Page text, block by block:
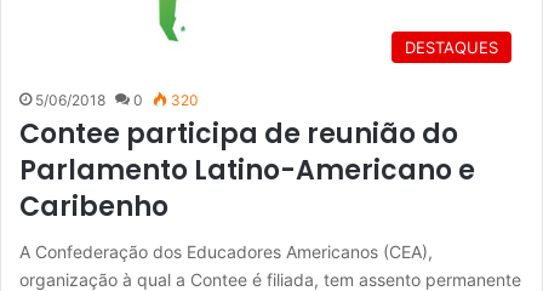
DESTAQUES
5/06/2018 0 320
Contee participa de reunião do
Parlamento Latino-Americano e
Caribenho
A Confederação dos Educadores Americanos (CEA),
organização à qual a Contee é filiada, tem assento permanente